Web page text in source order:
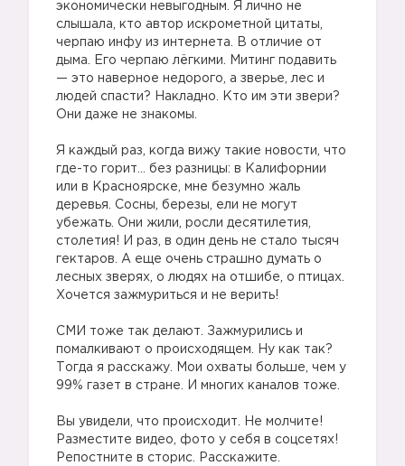
экономически невыгодным. Я лично не
слышала, кто автор искрометной цитаты,
черпаю инфу из интернета. В отличие от
дыма. Его черпаю лёгкими. Митинг подавить
— это наверное недорого, а зверье, лес и
людей спасти? Накладно. Кто им эти звери?
Они даже не знакомы.
Я каждый раз, когда вижу такие новости, что
где-то горит… без разницы: в Калифорнии
или в Красноярске, мне безумно жаль
деревья. Сосны, березы, ели не могут
убежать. Они жили, росли десятилетия,
столетия! И раз, в один день не стало тысяч
гектаров. А еще очень страшно думать о
лесных зверях, о людях на отшибе, о птицах.
Хочется зажмуриться и не верить!
СМИ тоже так делают. Зажмурились и
помалкивают о происходящем. Ну как так?
Тогда я расскажу. Мои охваты больше, чем у
99% газет в стране. И многих каналов тоже.
Вы увидели, что происходит. Не молчите!
Разместите видео, фото у себя в соцсетях!
Репостните в сторис. Расскажите.